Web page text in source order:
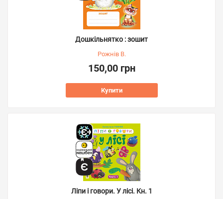
Дошкільнятко : зошит
Рожнів В.
150,00 грн
Купити
Ліпи і говори. У лісі. Кн. 1